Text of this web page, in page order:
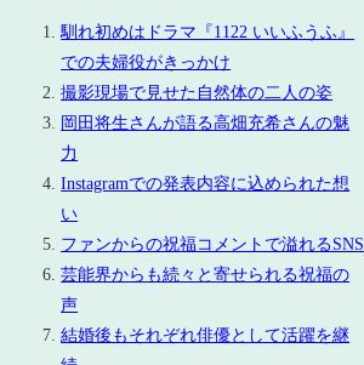
馴れ初めはドラマ『1122 いいふうふ』
での夫婦役がきっかけ
撮影現場で見せた自然体の二人の姿
岡田将生さんが語る高畑充希さんの魅
力
Instagramでの発表内容に込められた想
い
ファンからの祝福コメントで溢れるSNS
芸能界からも続々と寄せられる祝福の
声
結婚後もそれぞれ俳優として活躍を継